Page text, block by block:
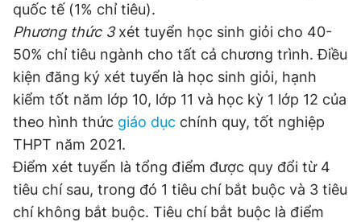
Đọc Thanh Niên trên điện thoại
Theo dõi báo trên
Hotline
0906 645 777
Liên hệ quảng cáo
0908 780 404
quốc tế (1% chỉ tiêu).
Phương thức 3xét tuyển học sinh giỏi cho 40-
50% chỉ tiêu ngành cho tất cả chương trình. Điều
kiện đăng ký xét tuyển là học sinh giỏi, hạnh
kiểm tốt năm lớp 10, lớp 11 và học kỳ 1 lớp 12 của
theo hình thức giáo dục chính quy, tốt nghiệp
THPT năm 2021.
Điểm xét tuyển là tổng điểm được quy đổi từ 4
tiêu chí sau, trong đó 1 tiêu chí bắt buộc và 3 tiêu
chí không bắt buộc. Tiêu chí bắt buộc là điểm